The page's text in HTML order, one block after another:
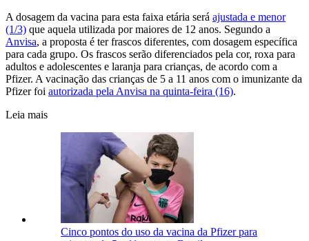
A dosagem da vacina para esta faixa etária será ajustada e menor
(1/3) que aquela utilizada por maiores de 12 anos. Segundo a
Anvisa, a proposta é ter frascos diferentes, com dosagem específica
para cada grupo. Os frascos serão diferenciados pela cor, roxa para
adultos e adolescentes e laranja para crianças, de acordo com a
Pfizer. A vacinação das crianças de 5 a 11 anos com o imunizante da
Pfizer foi autorizada pela Anvisa na quinta-feira (16).
Leia mais
Cinco pontos do uso da vacina da Pfizer para